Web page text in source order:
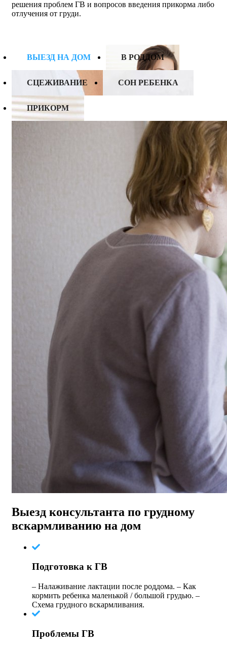
решения проблем ГВ и вопросов введения прикорма либо
отлучения от груди.
ВЫЕЗД НА ДОМ В РОДДОМ
СЦЕЖИВАНИЕ СОН РЕБЕНКА
ПРИКОРМ
Выезд консультанта по грудному
вскармливанию на дом
Подготовка к ГВ
– Налаживание лактации после роддома. – Как
кормить ребенка маленькой / большой грудью. –
Схема грудного вскармливания.
Проблемы ГВ